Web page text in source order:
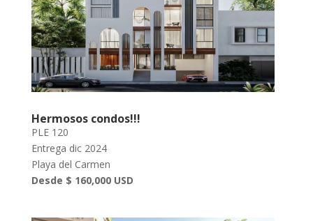
Hermosos condos!!!
PLE 120
Entrega dic 2024
Playa del Carmen
Desde $ 160,000 USD